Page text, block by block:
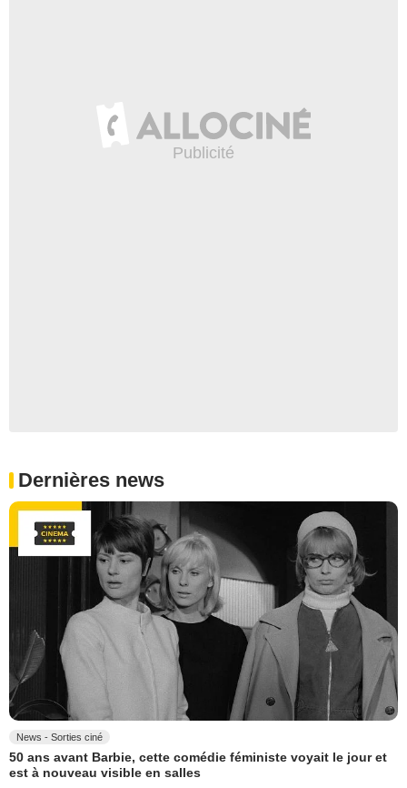
Dernières news
News - Sorties ciné
50 ans avant Barbie, cette comédie féministe voyait le jour et
est à nouveau visible en salles